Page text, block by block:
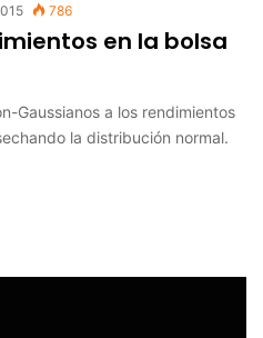
786
en la bolsa
Gaussianos a los rendimientos
la distribución normal.